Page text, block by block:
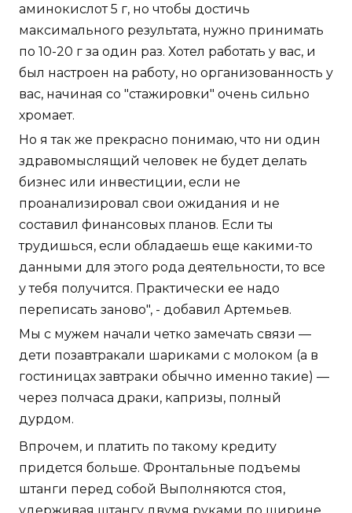
аминокислот 5 г, но чтобы достичь
максимального результата, нужно принимать
по 10-20 г за один раз. Хотел работать у вас, и
был настроен на работу, но организованность у
вас, начиная со "стажировки" очень сильно
хромает.
Но я так же прекрасно понимаю, что ни один
здравомыслящий человек не будет делать
бизнес или инвестиции, если не
проанализировал свои ожидания и не
составил финансовых планов. Если ты
трудишься, если обладаешь еще какими-то
данными для этого рода деятельности, то все
у тебя получится. Практически ее надо
переписать заново", - добавил Артемьев.
Мы с мужем начали четко замечать связи —
дети позавтракали шариками с молоком (а в
гостиницах завтраки обычно именно такие) —
через полчаса драки, капризы, полный
дурдом.
Впрочем, и платить по такому кредиту
придется больше. Фронтальные подъемы
штанги перед собой Выполняются стоя,